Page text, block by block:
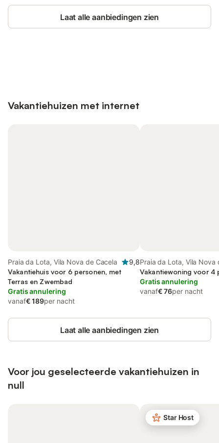
Laat alle aanbiedingen zien
Vakantiehuizen met internet
Praia da Lota, Vila Nova de Cacela
9,8
Vakantiehuis voor 6 personen, met
Terras en Zwembad
Gratis annulering
vanaf€ 189per nacht
Praia da Lota, Vila Nova
Vakantiewoning voor 4
Gratis annulering
vanaf€ 76per nacht
Laat alle aanbiedingen zien
Voor jou geselecteerde vakantiehuizen in
null
Star Host